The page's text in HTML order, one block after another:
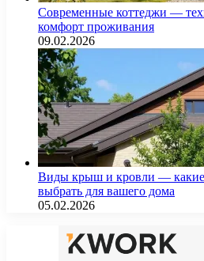
Современные коттеджи —
комфорт проживания
09.02.2026
Виды крыш и кровли — какие
выбрать для вашего дома
05.02.2026